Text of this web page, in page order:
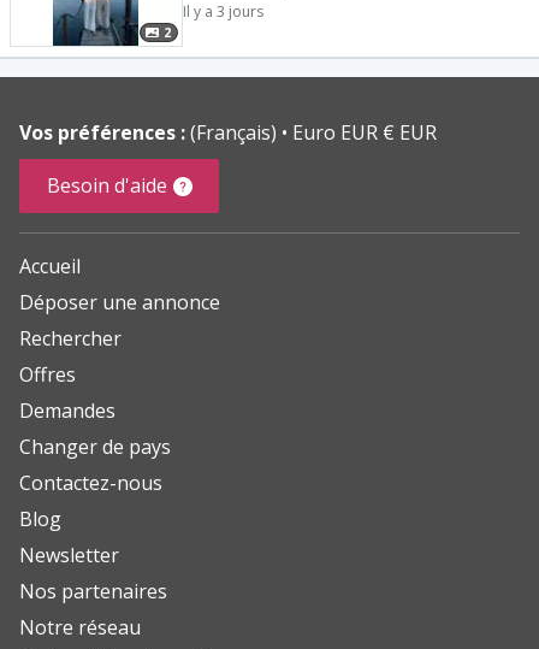
2
Il y a 3 jours
Vos préférences :(Français)
Euro EUR € EUR
Besoin d'aide
Accueil
Déposer une annonce
Rechercher
Offres
Demandes
Changer de pays
Contactez-nous
Blog
Newsletter
Nos partenaires
Notre réseau